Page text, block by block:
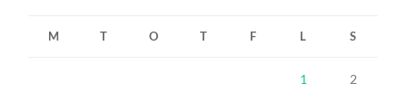
M T O T F L S
1 2